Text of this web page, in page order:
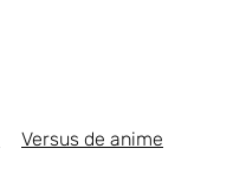
Versus de anime